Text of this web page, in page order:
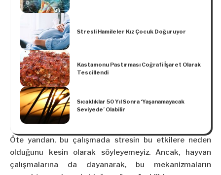
Stresli Hamileler Kız Çocuk Doğuruyor
Kastamonu Pastırması Coğrafi İşaret Olarak
Tescillendi
Sıcaklıklar 50 Yıl Sonra ‘Yaşanamayacak
Seviyede’ Olabilir
Öte yandan, bu çalışmada stresin bu etkilere neden
olduğunu kesin olarak söyleyemeyiz. Ancak, hayvan
çalışmalarına da dayanarak, bu mekanizmaların